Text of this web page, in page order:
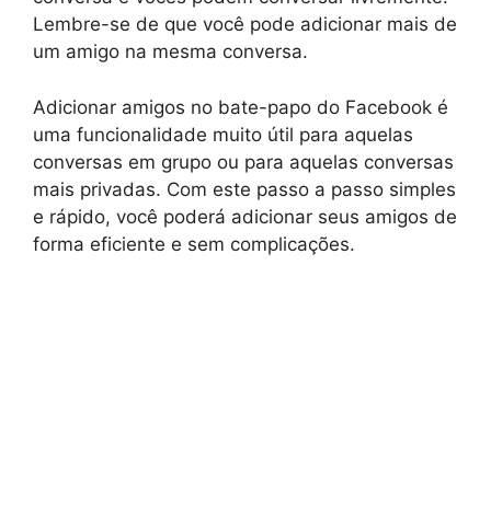
Lembre-se de que você pode adicionar mais de
um amigo na mesma conversa.
Adicionar amigos no bate-papo do Facebook é
uma funcionalidade muito útil para aquelas
conversas em grupo ou para aquelas conversas
mais privadas. Com este passo a passo simples
e rápido, você poderá adicionar seus amigos de
forma eficiente e sem complicações.